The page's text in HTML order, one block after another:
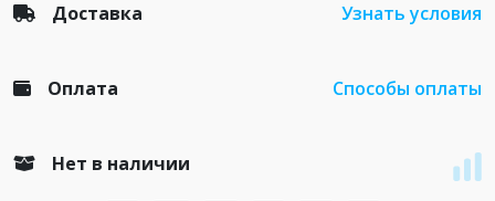
Доставка Узнать условия
Оплата Способы оплаты
Нет в наличии